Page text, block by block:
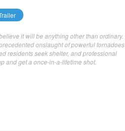
it will be anything other than ordinary.
onslaught of powerful tornadoes
residents seek shelter, and professional
and get a once-in-a-lifetime shot.